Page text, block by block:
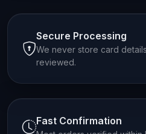
Secure Processing
We never store card
reviewed.
Fast Confirmation